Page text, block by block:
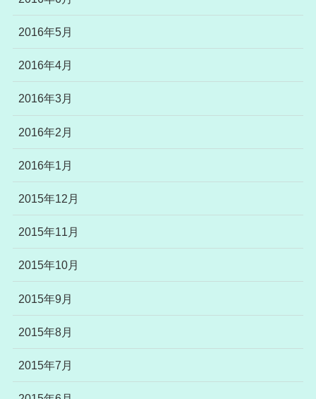
2016年5月
2016年4月
2016年3月
2016年2月
2016年1月
2015年12月
2015年11月
2015年10月
2015年9月
2015年8月
2015年7月